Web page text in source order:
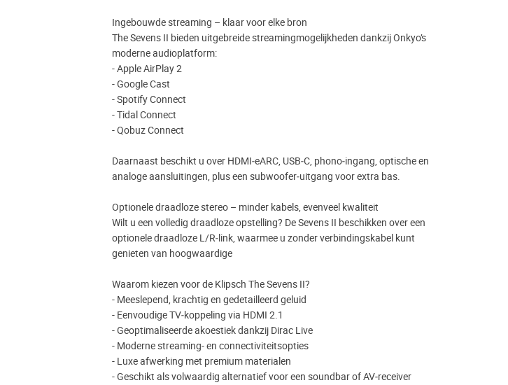
Ingebouwde streaming – klaar voor elke bron
The Sevens II bieden uitgebreide streamingmogelijkheden dankzij Onkyo’s
moderne audioplatform:
- Apple AirPlay 2
- Google Cast
- Spotify Connect
- Tidal Connect
- Qobuz Connect
Daarnaast beschikt u over HDMI‑eARC, USB‑C, phono‑ingang, optische en
analoge aansluitingen, plus een subwoofer‑uitgang voor extra bas.
Optionele draadloze stereo – minder kabels, evenveel kwaliteit
Wilt u een volledig draadloze opstelling? De Sevens II beschikken over een
optionele draadloze L/R‑link, waarmee u zonder verbindingskabel kunt
genieten van hoogwaardige
Waarom kiezen voor de Klipsch The Sevens II?
- Meeslepend, krachtig en gedetailleerd geluid
- Eenvoudige TV‑koppeling via HDMI 2.1
- Geoptimaliseerde akoestiek dankzij Dirac Live
- Moderne streaming‑ en connectiviteitsopties
- Luxe afwerking met premium materialen
- Geschikt als volwaardig alternatief voor een soundbar of AV‑receiver